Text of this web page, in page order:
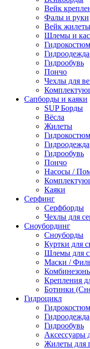
Вейк
Фалы и руки
Вейк жилеты
Шлемы и
Гидроодежда
Гидрообувь
Пончо
Чехлы для
Сапборды и каяки
SUP Борды
Вёсла
Жилеты
Гидроодежда
Гидрообувь
Пончо
Насосы /
Каяки
Серфинг
Серфборды
Чехлы для
Сноубординг
Сноуборды
Куртки для
Шлемы для
Маски /
Крепления
Ботинки
Гидроцикл
Гидроодежда
Гидрообувь
Аксессуары
Жилеты для